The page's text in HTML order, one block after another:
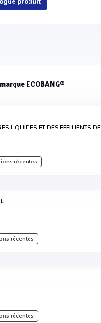
produit
ECOBANG®
LIQUIDES ET DES EFFLUENTS DE
récentes
récentes
récentes